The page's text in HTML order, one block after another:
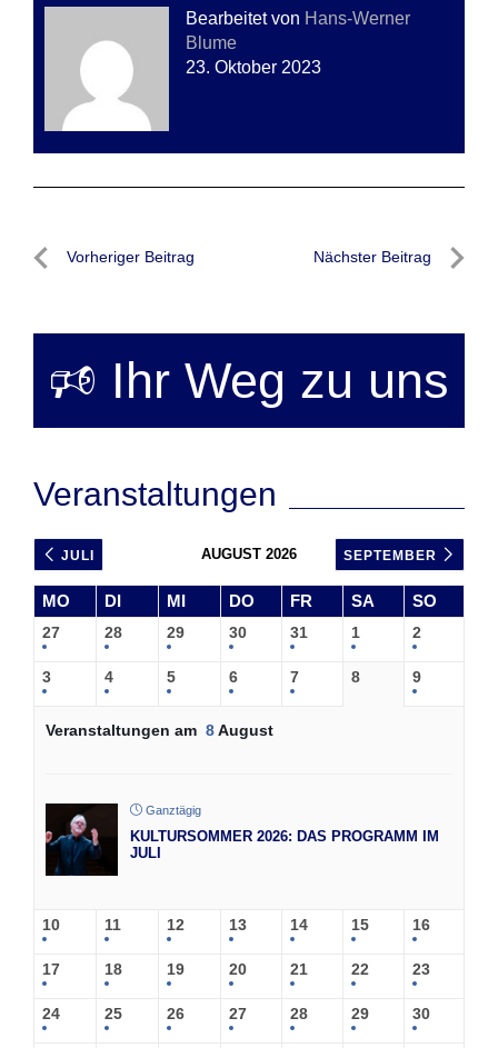
Bearbeitet von Hans-Werner
Blume
23. Oktober 2023
Beitragsnavigation
Vorheriger Beitrag Nächster Beitrag
🕫 Ihr Weg zu uns
Veranstaltungen
JULI AUGUST 2026 SEPTEMBER
MO DI MI DO FR SA SO
27 28 29 30 31 1 2
3 4 5 6 7 8 9
Veranstaltungen am 8August
Ganztägig
KULTURSOMMER 2026: DAS PROGRAMM IM
JULI
10 11 12 13 14 15 16
17 18 19 20 21 22 23
24 25 26 27 28 29 30